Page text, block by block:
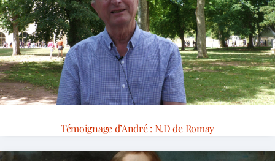
Témoignage d’André : N.D de Romay